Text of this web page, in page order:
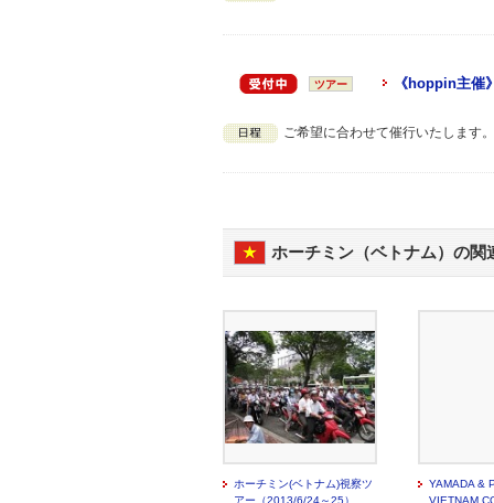
ツアー 《hoppin主催
ご希望に合わせて催行いたします。
ホーチミン（ベトナム）の関
ホーチミン(ベトナム)視察ツ
アー（2013/6/24～25）
YAMADA &
VIETNAM